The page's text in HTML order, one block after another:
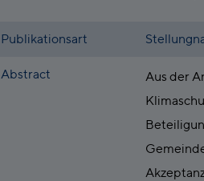
Publikationsart
Abstract
Aus der